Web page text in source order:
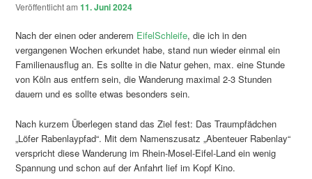
Veröffentlicht am11. Juni 2024
Nach der einen oder anderem EifelSchleife, die ich in den
vergangenen Wochen erkundet habe, stand nun wieder einmal ein
Familienausflug an. Es sollte in die Natur gehen, max. eine Stunde
von Köln aus entfern sein, die Wanderung maximal 2-3 Stunden
dauern und es sollte etwas besonders sein.
Nach kurzem Überlegen stand das Ziel fest: Das Traumpfädchen
„Löfer Rabenlaypfad“. Mit dem Namenszusatz „Abenteuer Rabenlay“
verspricht diese Wanderung im Rhein-Mosel-Eifel-Land ein wenig
Spannung und schon auf der Anfahrt lief im Kopf Kino.